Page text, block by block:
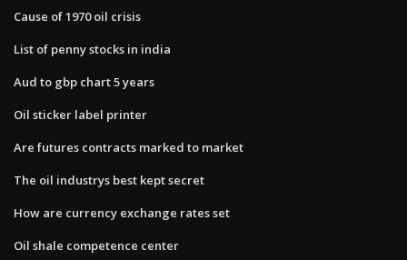
Cause of 1970 oil crisis
List of penny stocks in india
Aud to gbp chart 5 years
Oil sticker label printer
Are futures contracts marked to market
The oil industrys best kept secret
How are currency exchange rates set
Oil shale competence center